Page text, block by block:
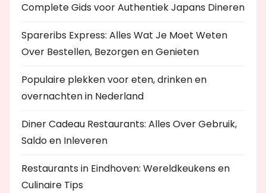
Complete Gids voor Authentiek Japans Dineren
Spareribs Express: Alles Wat Je Moet Weten
Over Bestellen, Bezorgen en Genieten
Populaire plekken voor eten, drinken en
overnachten in Nederland
Diner Cadeau Restaurants: Alles Over Gebruik,
Saldo en Inleveren
Restaurants in Eindhoven: Wereldkeukens en
Culinaire Tips